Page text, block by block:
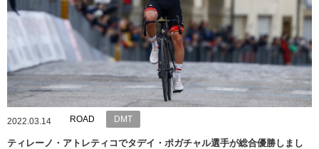
2022.03.14 ROAD DMT
ティレーノ・アトレティコでタデイ・ポガチャル選手が総合優勝しまし